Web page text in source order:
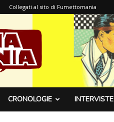
Collegati al sito di Fumettomania
CRONOLOGIE INTERVISTE